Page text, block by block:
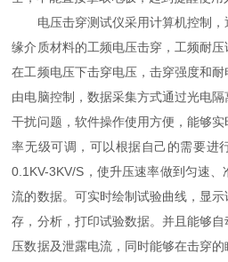
电压击穿测试仪采用计算机控制，
缘介质材料的工频电压击穿，工频耐
在工频电压下击穿电压，击穿强度和
由电脑控制，数据采集方式通过光电
干扰问题，软件操作使用方便，能够
率无级可调，可以根据自己的需要进
0.1KV-3KV/S，使升压速率做到匀速
流的数据。可实时绘制试验曲线，显
存，分析，打印试验数据。并且能够
压数据及泄露电流，同时能够在击穿